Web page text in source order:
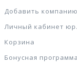
Добавить компанию
Личный кабинет
Корзина
Бонусная программа